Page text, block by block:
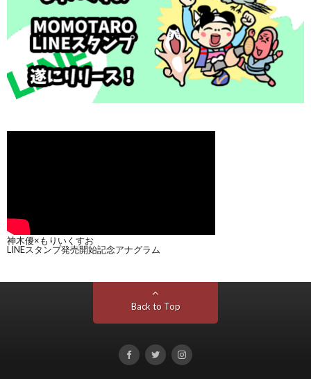
神木優×もりいくすお
LINEスタンプ発売開始記念アナグラム
Back to Top